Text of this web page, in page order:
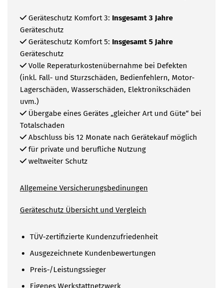
Geräteschutz Komfort 3: Insgesamt 3 Jahre
Geräteschutz
Geräteschutz Komfort 5: Insgesamt 5 Jahre
Geräteschutz
Volle Reperaturkostenübernahme bei Defekten
(inkl. Fall- und Sturzschäden, Bedienfehlern, Motor-
Lagerschäden, Wasserschäden, Elektronikschäden
uvm.)
Übergabe eines Gerätes „gleicher Art und Güte“ bei
Totalschaden
Abschluss bis 12 Monate nach Gerätekauf möglich
für private und berufliche Nutzung
weltweiter Schutz
Allgemeine Versicherungsbedinungen
Geräteschutz Übersicht und Vergleich
TÜV-zertifizierte Kundenzufriedenheit
Ausgezeichnete Kundenbewertungen
Preis-/Leistungssieger
Eigenes Werkstattnetzwerk